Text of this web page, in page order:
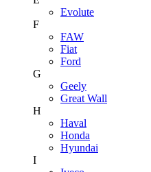
Evolute
F
FAW
Fiat
Ford
G
Geely
Great Wall
H
Haval
Honda
Hyundai
I